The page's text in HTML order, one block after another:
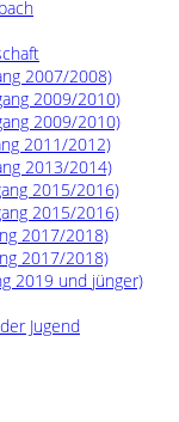
2007/2008)
2009/2010)
2009/2010)
2011/2012)
2013/2014)
2015/2016)
2015/2016)
2017/2018)
2017/2018)
2019 und jünger)
Jugend